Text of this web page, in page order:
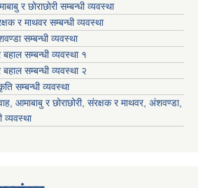
र छोराछोरी सम्बन्धी व्यवस्था
र माथवर सम्बन्धी व्यवस्था
सम्बन्धी व्यवस्था
सम्बन्धी व्यवस्था १
सम्बन्धी व्यवस्था २
सम्बन्धी व्यवस्था
आमाबाबु र छोराछोरी, संरक्षक र माथवर, अंशवण्डा,
व्यवस्था